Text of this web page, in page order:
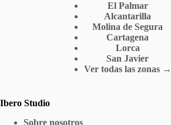
El Palmar
Alcantarilla
Molina de Segura
Cartagena
Lorca
San Javier
Ver todas las zonas →
Ibero Studio
Sobre nosotros